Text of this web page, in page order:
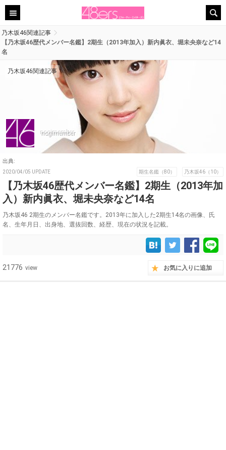
乃木坂46関連記事
【乃木坂46歴代メンバー名鑑】2期生（2013年加入）新内眞衣、堀未央奈など14
名
乃木坂46関連記事
nogimember
出典:
2020/04/05 UPDATE 期生名鑑（80） 乃木坂46（10）
【乃木坂46歴代メンバー名鑑】2期生（2013年加
入）新内眞衣、堀未央奈など14名
乃木坂46 2期生のメンバー名鑑です。2013年に加入した2期生14名の画像、氏
名、生年月日、出身地、選抜回数、経歴、現在の状況を記載。
21776 view お気に入りに追加